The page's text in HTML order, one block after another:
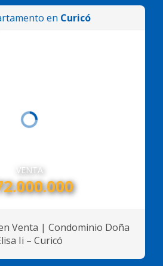
en Curicó
VENTA
Venta | Condominio Doña
Ii – Curicó